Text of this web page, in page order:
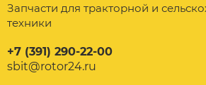
Запчасти для тракторной и
техники
+7 (391) 290-22-00
sbit@rotor24.ru